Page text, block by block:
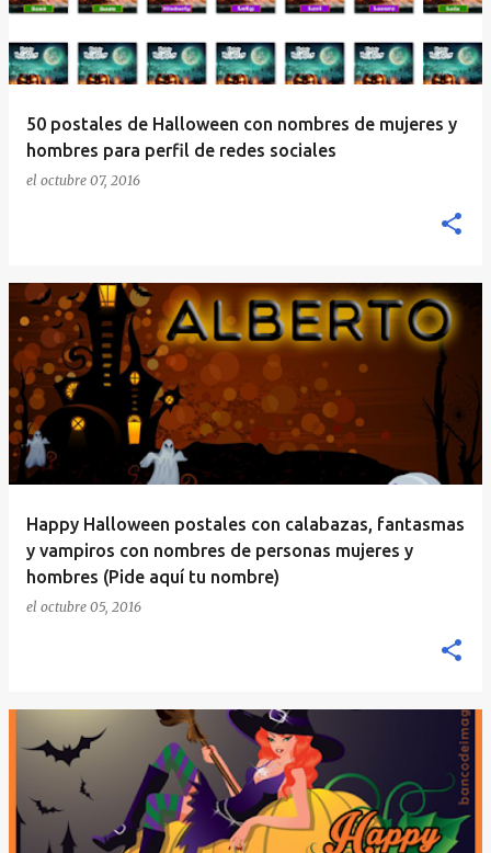
50 postales de Halloween con nombres de mujeres y
hombres para perfil de redes sociales
el octubre 07, 2016
Happy Halloween postales con calabazas, fantasmas
y vampiros con nombres de personas mujeres y
hombres (Pide aquí tu nombre)
el octubre 05, 2016